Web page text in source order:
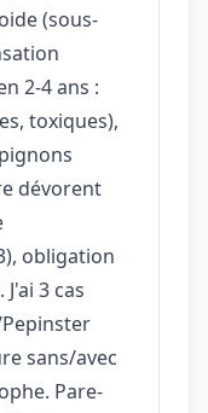
(sous-
2-4 ans :
toxiques),
dévorent
obligation
3 cas
sans/avec
Pare-